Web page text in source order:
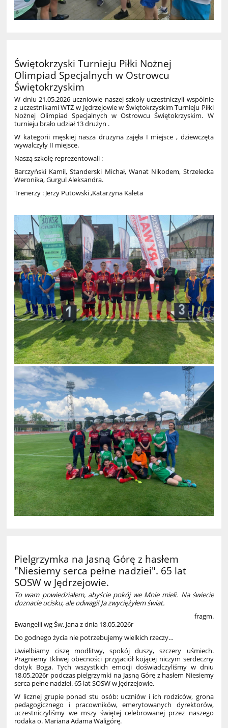
Świętokrzyski Turnieju Piłki Nożnej
Olimpiad Specjalnych w Ostrowcu
Świętokrzyskim
W dniu 21.05.2026 uczniowie naszej szkoły uczestniczyli wspólnie
z uczestnikami WTZ w Jędrzejowie w Świętokrzyskim Turnieju Piłki
Nożnej Olimpiad Specjalnych w Ostrowcu Świętokrzyskim. W
turnieju brało udział 13 drużyn .
W kategorii męskiej nasza drużyna zajęła I miejsce , dziewczęta
wywalczyły II miejsce.
Naszą szkołę reprezentowali :
Barczyński Kamil, Standerski Michał, Wanat Nikodem, Strzelecka
Weronika, Gurgul Aleksandra.
Trenerzy : Jerzy Putowski ,Katarzyna Kaleta
Pielgrzymka na Jasną Górę z hasłem
"Niesiemy serca pełne nadziei". 65 lat
SOSW w Jędrzejowie.
To wam powiedziałem, abyście pokój we Mnie mieli. Na świecie
doznacie ucisku, ale odwagi! Ja zwyciężyłem świat.
fragm.
Ewangelii wg Św. Jana z dnia 18.05.2026r
Do godnego życia nie potrzebujemy wielkich rzeczy…
Uwielbiamy ciszę modlitwy, spokój duszy, szczery uśmiech.
Pragniemy tkliwej obecności przyjaciół kojącej niczym serdeczny
dotyk Boga. Tych wszystkich emocji doświadczyliśmy w dniu
18.05.2026r podczas pielgrzymki na Jasną Górę z hasłem Niesiemy
serca pełne nadziei. 65 lat SOSW w Jędrzejowie.
W licznej grupie ponad stu osób: uczniów i ich rodziców, grona
pedagogicznego i pracowników, emerytowanych dyrektorów,
uczestniczyliśmy we mszy świętej celebrowanej przez naszego
rodaka o. Mariana Adama Waligórę.